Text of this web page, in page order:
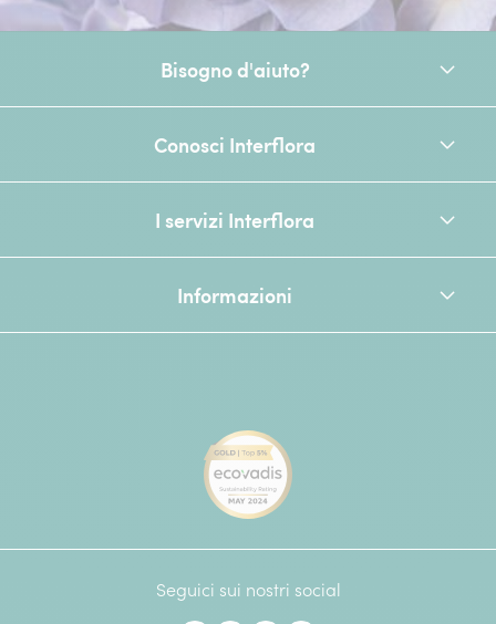
Bisogno d'aiuto?
Conosci Interflora
I servizi Interflora
Informazioni
Seguici sui nostri social